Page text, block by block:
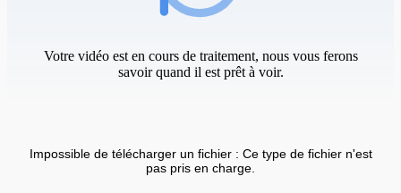
Votre vidéo est en cours de traitement, nous vous ferons
savoir quand il est prêt à voir.
Impossible de télécharger un fichier : Ce type de fichier n'est
pas pris en charge.